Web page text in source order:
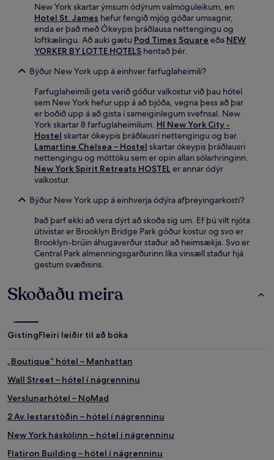
New York skartar ýmsum ódýrum valmöguleikum, en
Hotel St. James hefur fengið mjög góðar umsagnir,
enda er það með Ókeypis þráðlausa nettengingu og
loftkælingu. Að auki gætu Pod Times Square eða NEW
YORKER BY LOTTE HOTELS hentað þér.
Býður New York upp á einhver farfuglaheimili?
Farfuglaheimili geta verið góður valkostur við þau hótel
sem New York hefur upp á að bjóða, vegna þess að þar
er boðið upp á að gista í sameiginlegum svefnsal. New
York skartar 8 farfuglaheimilum. HI New York City -
Hostel skartar ókeypis þráðlausri nettengingu og bar.
Lamartine Chelsea – Hostel skartar ókeypis þráðlausri
nettengingu og móttöku sem er opin allan sólarhringinn.
New York Spirit Retreats HOSTEL er annar ódýr
valkostur.
Býður New York upp á einhverja ódýra afþreyingarkosti?
Það þarf ekki að vera dýrt að skoða sig um. Ef þú vilt njóta
útivistar er Brooklyn Bridge Park góður kostur og svo er
Brooklyn-brúin áhugaverður staður að heimsækja. Svo er
Central Park almenningsgarðurinn líka vinsæll staður hjá
gestum svæðisins.
Skoðaðu meira
GistingFleiri leiðir til að bóka
„Boutique“ hótel – Manhattan
Wall Street – hótel í nágrenninu
Verslunarhótel – NoMad
2 Av. lestarstöðin – hótel í nágrenninu
New York háskólinn – hótel í nágrenninu
Flatiron Building – hótel í nágrenninu